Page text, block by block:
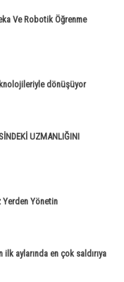
Ve Robotik Öğrenme
dönüşüyor
UZMANLIĞINI
Yönetin
aylarında en çok saldırıya